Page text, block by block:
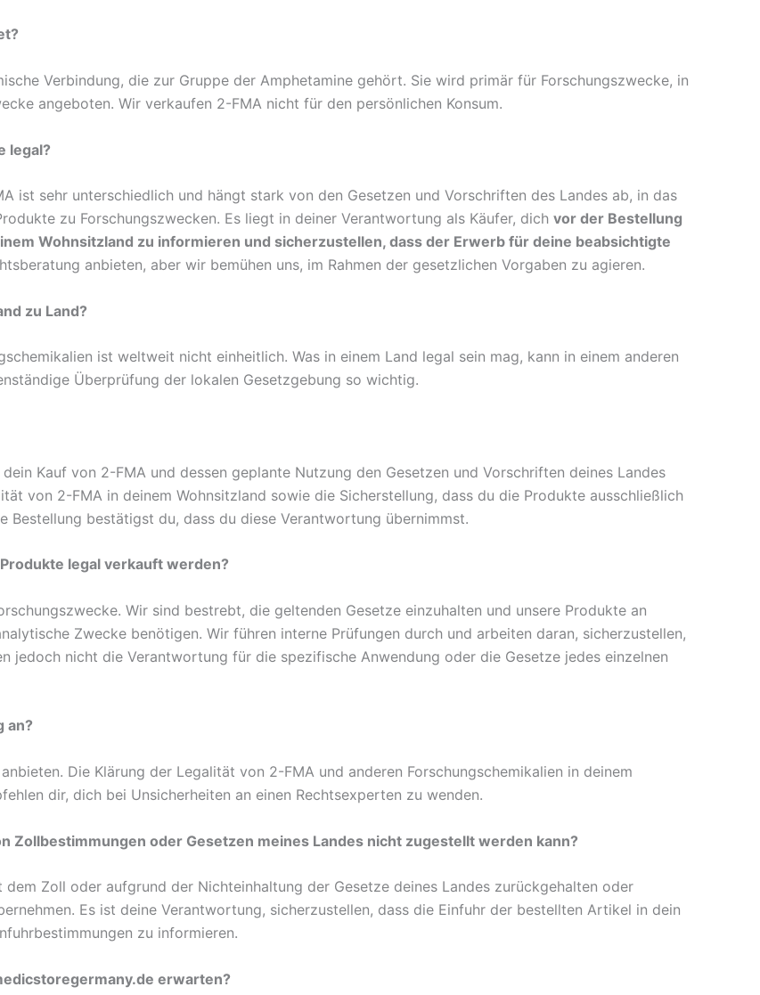
Verbindung, die zur Gruppe der Amphetamine gehört. Sie wird primär für Forschungszwecke, in
angeboten. Wir verkaufen 2-FMA nicht für den persönlichen Konsum.
legal?
ist sehr unterschiedlich und hängt stark von den Gesetzen und Vorschriften des Landes ab, in das
zu Forschungszwecken. Es liegt in deiner Verantwortung als Käufer, dich vor der Bestellung
Wohnsitzland zu informieren und sicherzustellen, dass der Erwerb für deine beabsichtigte
anbieten, aber wir bemühen uns, im Rahmen der gesetzlichen Vorgaben zu agieren.
zu Land?
ist weltweit nicht einheitlich. Was in einem Land legal sein mag, kann in einem anderen
Überprüfung der lokalen Gesetzgebung so wichtig.
Kauf von 2-FMA und dessen geplante Nutzung den Gesetzen und Vorschriften deines Landes
von 2-FMA in deinem Wohnsitzland sowie die Sicherstellung, dass du die Produkte ausschließlich
Bestellung bestätigst du, dass du diese Verantwortung übernimmst.
legal verkauft werden?
Wir sind bestrebt, die geltenden Gesetze einzuhalten und unsere Produkte an
Zwecke benötigen. Wir führen interne Prüfungen durch und arbeiten daran, sicherzustellen,
jedoch nicht die Verantwortung für die spezifische Anwendung oder die Gesetze jedes einzelnen
an?
Die Klärung der Legalität von 2-FMA und anderen Forschungschemikalien in deinem
dir, dich bei Unsicherheiten an einen Rechtsexperten zu wenden.
Zollbestimmungen oder Gesetzen meines Landes nicht zugestellt werden kann?
Zoll oder aufgrund der Nichteinhaltung der Gesetze deines Landes zurückgehalten oder
Es ist deine Verantwortung, sicherzustellen, dass die Einfuhr der bestellten Artikel in dein
zu informieren.
erwarten?